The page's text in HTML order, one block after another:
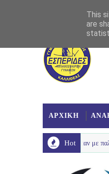
ΑΡΧΙΚΗ
Hot
καλοκαίρι είπαν με παλμό ,
This
are